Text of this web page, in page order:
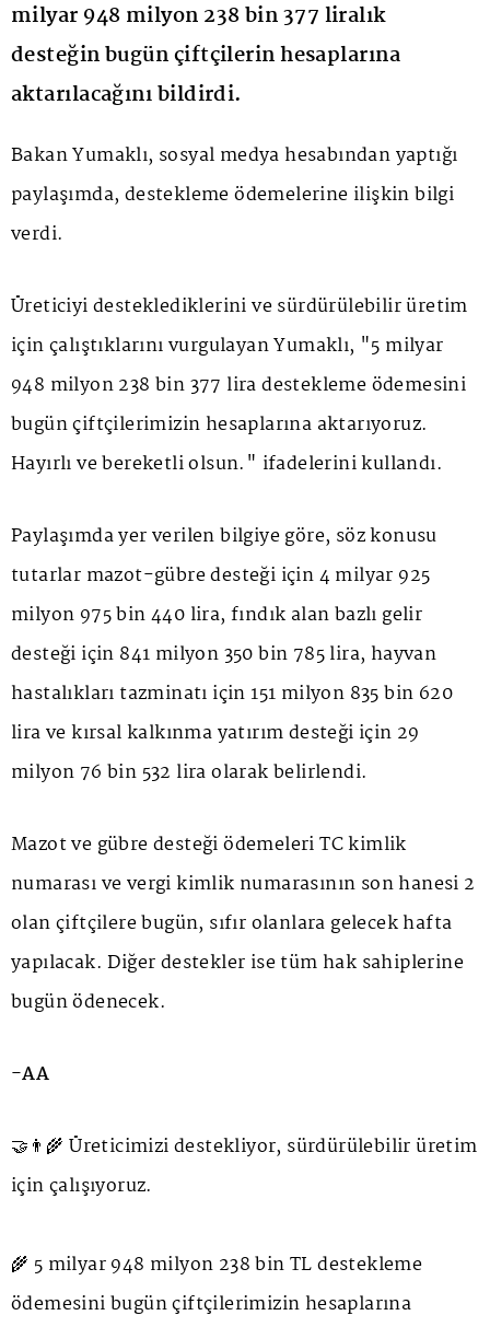
milyar 948 milyon 238 bin 377 liralık
desteğin bugün çiftçilerin hesaplarına
aktarılacağını bildirdi.
Bakan Yumaklı, sosyal medya hesabından yaptığı
paylaşımda, destekleme ödemelerine ilişkin bilgi
verdi.
Üreticiyi desteklediklerini ve sürdürülebilir üretim
için çalıştıklarını vurgulayan Yumaklı, "5 milyar
948 milyon 238 bin 377 lira destekleme ödemesini
bugün çiftçilerimizin hesaplarına aktarıyoruz.
Hayırlı ve bereketli olsun." ifadelerini kullandı.
Paylaşımda yer verilen bilgiye göre, söz konusu
tutarlar mazot-gübre desteği için 4 milyar 925
milyon 975 bin 440 lira, fındık alan bazlı gelir
desteği için 841 milyon 350 bin 785 lira, hayvan
hastalıkları tazminatı için 151 milyon 835 bin 620
lira ve kırsal kalkınma yatırım desteği için 29
milyon 76 bin 532 lira olarak belirlendi.
Mazot ve gübre desteği ödemeleri TC kimlik
numarası ve vergi kimlik numarasının son hanesi 2
olan çiftçilere bugün, sıfır olanlara gelecek hafta
yapılacak. Diğer destekler ise tüm hak sahiplerine
bugün ödenecek.
-AA
🤝👨‍🌾 Üreticimizi destekliyor, sürdürülebilir üretim
için çalışıyoruz.
🌾 5 milyar 948 milyon 238 bin TL destekleme
ödemesini bugün çiftçilerimizin hesaplarına